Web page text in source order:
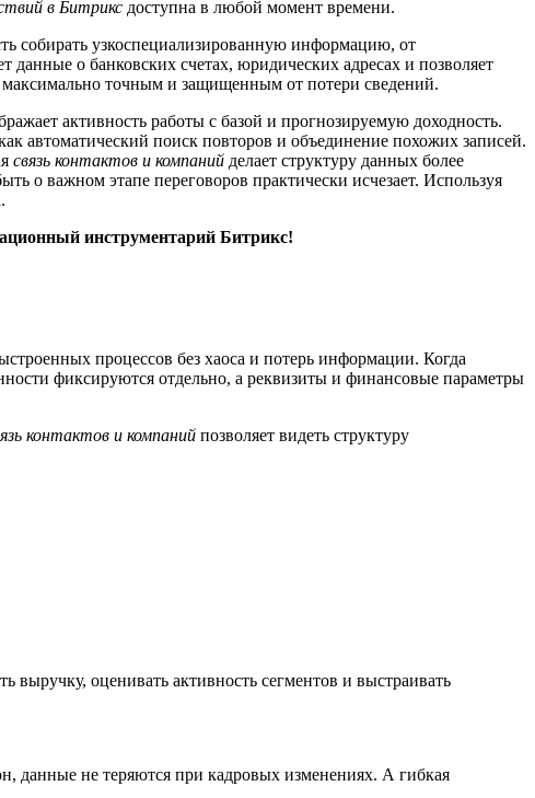
в Битрикс доступна в любой момент времени.
собирать узкоспециализированную информацию, от
данные о банковских счетах, юридических адресах и позволяет
максимально точным и защищенным от потери сведений.
активность работы с базой и прогнозируемую доходность.
автоматический поиск повторов и объединение похожих записей.
связь контактов и компаний делает структуру данных более
о важном этапе переговоров практически исчезает. Используя
инструментарий Битрикс!
процессов без хаоса и потерь информации. Когда
фиксируются отдельно, а реквизиты и финансовые параметры
контактов и компаний позволяет видеть структуру
выручку, оценивать активность сегментов и выстраивать
данные не теряются при кадровых изменениях. А гибкая